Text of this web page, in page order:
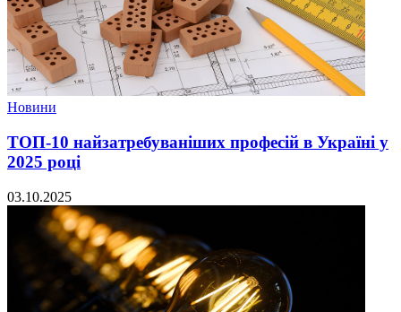
Новини
ТОП-10 найзатребуваніших професій в Україні у
2025 році
03.10.2025